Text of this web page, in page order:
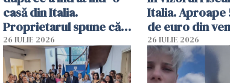
casă din Italia.
Proprietarul spune că
s-a apărat cu un cuțit
26 IULIE 2026
Italia. Aproape
de euro din
ascunși de
26 IULIE 2026